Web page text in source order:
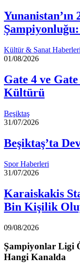
Yunanistan’ın
Kültür & Sanat Haberleri
01/08/2026
Gate 4 ve
Kültürü
Beşiktaş
31/07/2026
Beşiktaş’ta
Spor Haberleri
31/07/2026
Karaiskakis
Bin Kişilik
09/08/2026
Şampiyonlar Ligi
Hangi Kanalda